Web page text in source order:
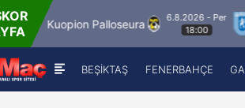
Palloseura
6.8.2026 - Per
18:00
CS
BEŞİKTAŞ FENERBAHÇE